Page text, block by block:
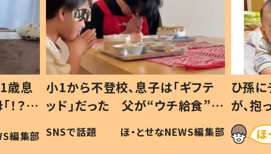
歳息
？」
編集部
小1から不登校、息子は「ギフテ
ッド」だった 父が“ウチ給食”を
作り続ける理由とは #令和の親
#令和の子
SNSで話題 ほ・とせなNEWS編集部
ひ孫
が、
「涙が
い」